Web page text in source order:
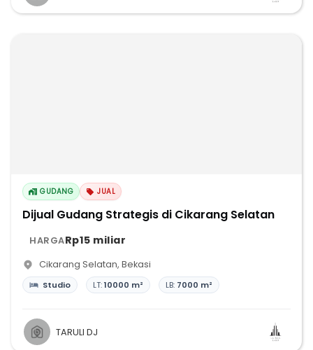
GUDANG JUAL
Dijual Gudang Strategis di Cikarang Selatan
HARGARp15 miliar
Cikarang Selatan, Bekasi
Studio LT:10000 m² LB: 7000 m²
TARULI DJ